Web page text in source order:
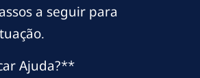
a seguir para
Ajuda?**